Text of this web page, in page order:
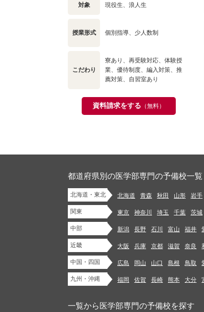
対象 現役生、浪人生
授業形式 個別指導、少人数制
こだわり
寮あり、再受験対応、体験授
業、優待制度、編入対策、推
薦対策、自習室あり
資料請求をする （無料）
都道府県別の医学部専門の予備校一覧
北海道・東北 北海道 青森 秋田 山形 岩手
関東 東京 神奈川 埼玉 千葉 茨城
中部 新潟 長野 石川 富山 福井
近畿 大阪 兵庫 京都 滋賀 奈良
中国・四国 広島 岡山 山口 島根 鳥取
九州・沖縄 福岡 佐賀 長崎 熊本 大分
一覧から医学部専門の予備校を探す